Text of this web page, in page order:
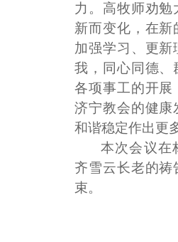
力。高牧师劝勉
新而变化，在新
加强学习、更新
我，同心同德、
各项事工的开展
济宁教会的健康
和谐稳定作出更
本次会议在
齐雪云长老的祷
束。